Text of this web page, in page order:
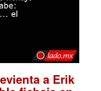
a Erik